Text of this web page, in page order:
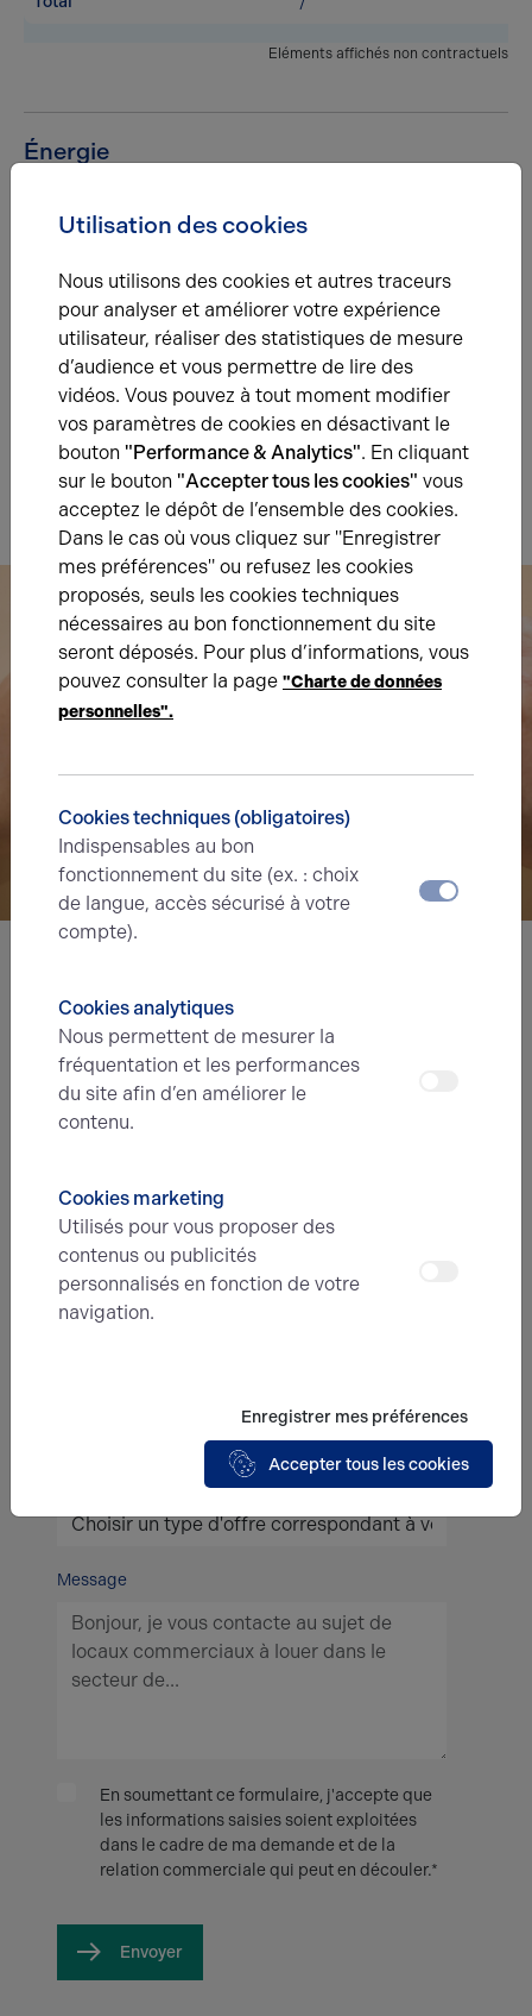
Eléments affichés non contractuels
Énergie
B D
Diagnostic de performance énergétique
Diagnostic DPE en cours
B C D E F G
Indice d'émission de gaz à effet de serre
Diagnostic GES en cours
prenez contact !
Nom*
E-mail*
Message
En soumettant ce formulaire, j'accepte que
les informations saisies soient exploitées
dans le cadre de ma demande et de la
relation commerciale qui peut en découler.*
Envoyer
Utilisation des cookies
Nous utilisons des cookies et autres traceurs
pour analyser et améliorer votre expérience
utilisateur, réaliser des statistiques de mesure
d’audience et vous permettre de lire des
vidéos. Vous pouvez à tout moment modifier
vos paramètres de cookies en désactivant le
bouton "Performance & Analytics". En cliquant
sur le bouton "Accepter tous les cookies" vous
acceptez le dépôt de l’ensemble des cookies.
Dans le cas où vous cliquez sur "Enregistrer
mes préférences" ou refusez les cookies
proposés, seuls les cookies techniques
nécessaires au bon fonctionnement du site
seront déposés. Pour plus d’informations, vous
pouvez consulter la page "Charte de données
personnelles".
Cookies techniques (obligatoires)
Indispensables au bon
fonctionnement du site (ex. : choix
de langue, accès sécurisé à votre
compte).
Cookies analytiques
Nous permettent de mesurer la
fréquentation et les performances
du site afin d’en améliorer le
contenu.
Cookies marketing
Utilisés pour vous proposer des
contenus ou publicités
personnalisés en fonction de votre
navigation.
Enregistrer mes préférences
Accepter tous les cookies